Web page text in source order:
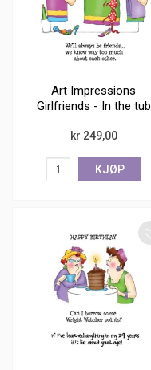
Art Impressions
Girlfriends - In the tub
kr 249,00
KJØP